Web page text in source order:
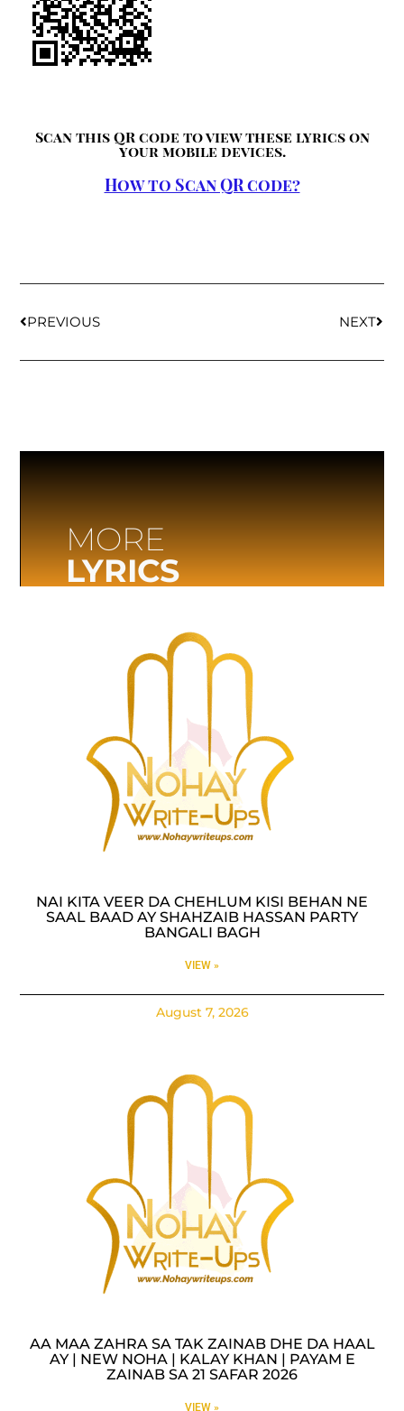
Scan this QR code to view these lyrics on
your mobile devices.
How to Scan QR code?
PREVIOUS NEXT
MORE
LYRICS
NAI KITA VEER DA CHEHLUM KISI BEHAN NE
SAAL BAAD AY SHAHZAIB HASSAN PARTY
BANGALI BAGH
VIEW »
August 7, 2026
AA MAA ZAHRA SA TAK ZAINAB DHE DA HAAL
AY | NEW NOHA | KALAY KHAN | PAYAM E
ZAINAB SA 21 SAFAR 2026
VIEW »